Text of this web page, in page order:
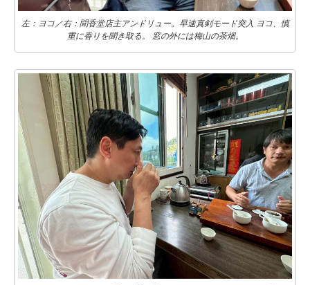
左：ヨコ／右：聞香堂店主アンドリュー。早速真剣モード突入 ヨコ、慎
重に香りを聞き取る。 窓の外には梅山の茶畑。